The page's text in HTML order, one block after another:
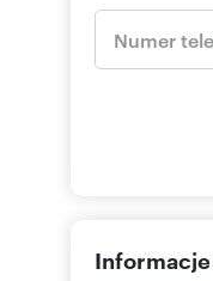
Informacje